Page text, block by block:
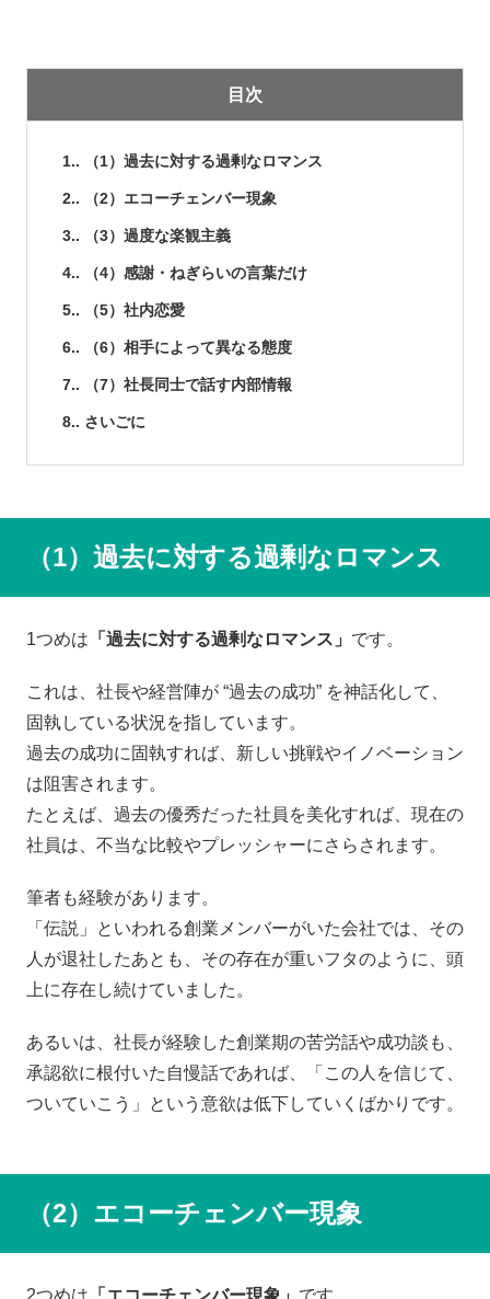
目次
1. （1）過去に対する過剰なロマンス
2. （2）エコーチェンバー現象
3. （3）過度な楽観主義
4. （4）感謝・ねぎらいの言葉だけ
5. （5）社内恋愛
6. （6）相手によって異なる態度
7. （7）社長同士で話す内部情報
8. さいごに
（1）過去に対する過剰なロマンス
1つめは 「過去に対する過剰なロマンス」 です。
これは、社長や経営陣が “過去の成功” を神話化して、
固執している状況を指しています。
過去の成功に固執すれば、新しい挑戦やイノベーション
は阻害されます。
たとえば、過去の優秀だった社員を美化すれば、現在の
社員は、不当な比較やプレッシャーにさらされます。
筆者も経験があります。
「伝説」といわれる創業メンバーがいた会社では、その
人が退社したあとも、その存在が重いフタのように、頭
上に存在し続けていました。
あるいは、社長が経験した創業期の苦労話や成功談も、
承認欲に根付いた自慢話であれば、「この人を信じて、
ついていこう」という意欲は低下していくばかりです。
（2）エコーチェンバー現象
2つめは 「エコーチェンバー現象」 です。